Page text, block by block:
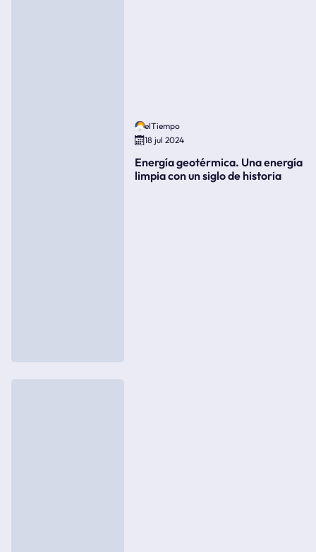
elTiempo
18 jul 2024
Energía geotérmica. Una energía
limpia con un siglo de historia